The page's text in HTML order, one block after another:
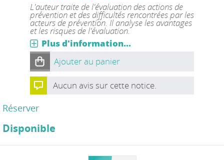
L'auteur traite de l'évaluation des actions de
prévention et des difficultés rencontrées par les
acteurs de prévention. Il analyse les avantages
et les risques de l'évaluation.
Plus d'information...
Ajouter au panier
Aucun avis sur cette notice.
Réserver
Disponible